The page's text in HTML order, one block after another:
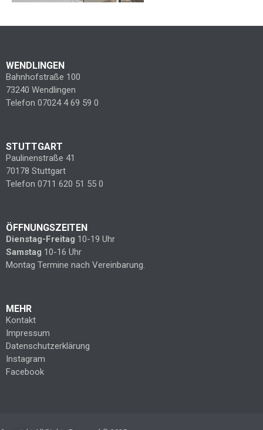
WENDLINGEN
Bahnhofstraße 100
73240 Wendlingen
Telefon 07024 4 69 59 0
STUTTGART
Paulinenstraße 41
70178 Stuttgart
Telefon 0711 620 51 55 0
ÖFFNUNGSZEITEN
Dienstag-Freitag 10-19 Uhr
Samstag 10-16 Uhr
Montag Termine nach Vereinbarung.
MEHR
Kontakt
Impressum
Datenschutzerklärung
Instagram
Facebook